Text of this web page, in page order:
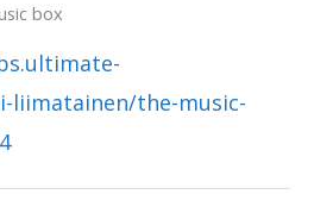
box
liimatainen/the-music-